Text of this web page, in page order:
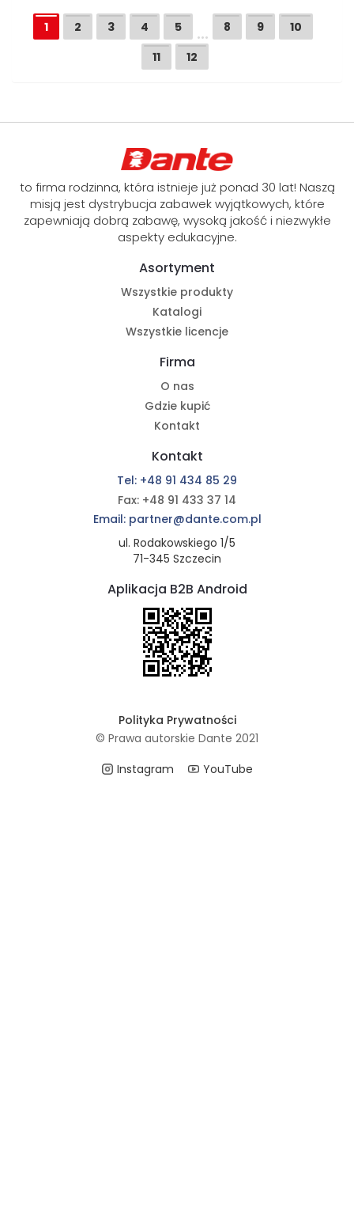
1 2 3 4 5 … 8 9
10
11
12
to firma rodzinna, która istnieje już ponad 30 lat! Naszą
misją jest dystrybucja zabawek wyjątkowych, które
zapewniają dobrą zabawę, wysoką jakość i niezwykłe
aspekty edukacyjne.
Asortyment
Wszystkie produkty
Katalogi
Wszystkie licencje
Firma
O nas
Gdzie kupić
Kontakt
Kontakt
Tel: +48 91 434 85 29
Fax: +48 91 433 37 14
Email: partner@dante.com.pl
ul. Rodakowskiego 1/5
71-345 Szczecin
Aplikacja B2B Android
Polityka Prywatności
© Prawa autorskie Dante 2021
Instagram
YouTube